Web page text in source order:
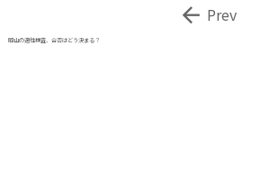
岡山の適性検査、合否はどう決まる？
 Prev